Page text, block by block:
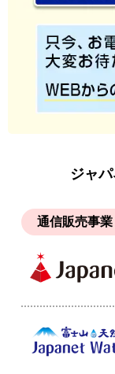
ジャ
通信販売事業